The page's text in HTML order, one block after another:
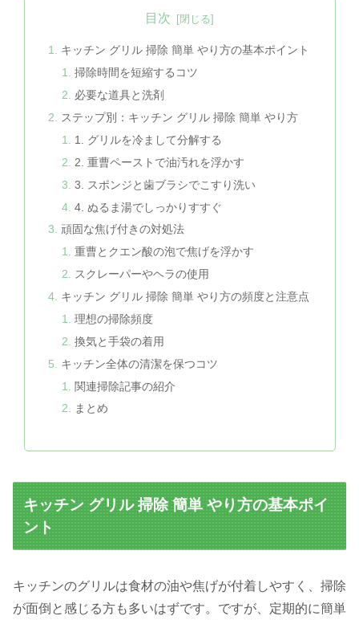
目次
キッチン グリル 掃除 簡単 やり方の基本ポイント
掃除時間を短縮するコツ
必要な道具と洗剤
ステップ別：キッチン グリル 掃除 簡単 やり方
1. グリルを冷まして分解する
2. 重曹ペーストで油汚れを浮かす
3. スポンジと歯ブラシでこすり洗い
4. ぬるま湯でしっかりすすぐ
頑固な焦げ付きの対処法
重曹とクエン酸の泡で焦げを浮かす
スクレーパーやヘラの使用
キッチン グリル 掃除 簡単 やり方の頻度と注意点
理想の掃除頻度
換気と手袋の着用
キッチン全体の清潔を保つコツ
関連掃除記事の紹介
まとめ
キッチン グリル 掃除 簡単 やり方の基本ポイ
ント
キッチンのグリルは食材の油や焦げが付着しやすく、掃除
が面倒と感じる方も多いはずです。ですが、定期的に簡単